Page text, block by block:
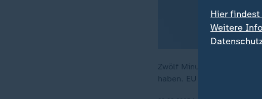
Zwölf Minuten lang sollen
haben. EU und NATO
Hier
Weitere